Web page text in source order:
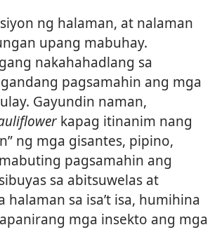
ng halaman, at nalaman
upang mabuhay.
nakahahadlang sa
pagsamahin ang mga
Gayundin naman,
kapag itinanim nang
ng mga gisantes, pipino,
pagsamahin ang
sa abitsuwelas at
sa isa’t isa, humihina
mga insekto ang mga